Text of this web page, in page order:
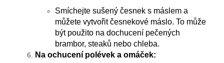
Smíchejte sušený česnek s máslem a
můžete vytvořit česnekové máslo. To může
být použito na dochucení pečených
brambor, steaků nebo chleba.
Na ochucení polévek a omáček: